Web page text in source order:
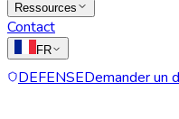
Ressources
Contact
FR
DEFENSEDemander un